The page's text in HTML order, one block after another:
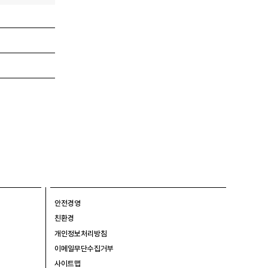
안전경영
친환경
개인정보처리방침
이메일무단수집거부
사이트맵